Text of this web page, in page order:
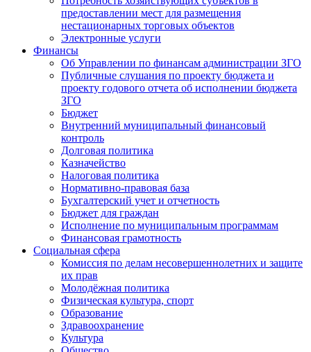
предоставлении мест для размещения
нестационарных торговых объектов
Электронные услуги
Финансы
Об Управлении по финансам администрации ЗГО
Публичные слушания по проекту бюджета и
проекту годового отчета об исполнении бюджета
ЗГО
Бюджет
Внутренний муниципальный финансовый
контроль
Долговая политика
Казначейство
Налоговая политика
Нормативно-правовая база
Бухгалтерский учет и отчетность
Бюджет для граждан
Исполнение по муниципальным программам
Финансовая грамотность
Социальная сфера
Комиссия по делам несовершеннолетних и защите
их прав
Молодёжная политика
Физическая культура, спорт
Образование
Здравоохранение
Культура